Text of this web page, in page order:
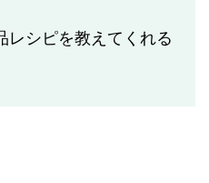
レシピを教えてくれる